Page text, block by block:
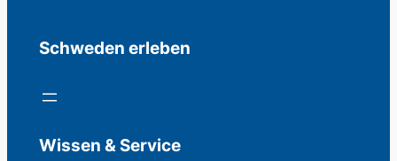
Schweden erleben
Wissen & Service